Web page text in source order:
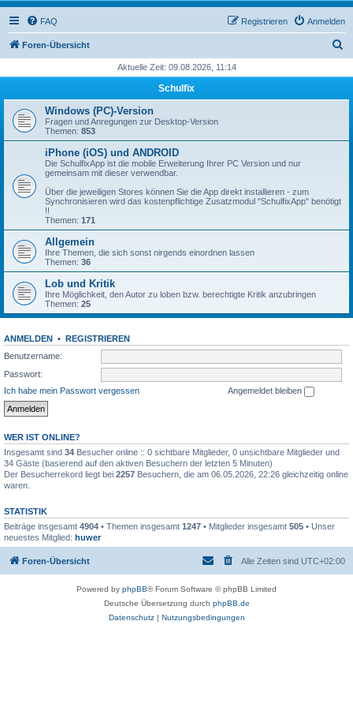
FAQ Anmelden
Registrieren
Foren-Übersicht
h
Aktuelle Zeit: 09.08.2026, 11:14
Schulfix
Windows (PC)-Version
Fragen und Anregungen zur Desktop-Version
Themen: 853
iPhone (iOS) und ANDROID
Die SchulfixApp ist die mobile Erweiterung Ihrer PC Version und nur
gemeinsam mit dieser verwendbar.
Über die jeweiligen Stores können Sie die App direkt installieren - zum
Synchronisieren wird das kostenpflichtige Zusatzmodul "SchulfixApp" benötigt
!!
Themen: 171
Allgemein
Ihre Themen, die sich sonst nirgends einordnen lassen
Themen: 36
Lob und Kritik
Ihre Möglichkeit, den Autor zu loben bzw. berechtigte Kritik anzubringen
Themen: 25
ANMELDEN • REGISTRIEREN
Benutzername:
Passwort:
Ich habe mein Passwort vergessen
Angemeldet bleiben
WER IST ONLINE?
Insgesamt sind 34 Besucher online :: 0 sichtbare Mitglieder, 0 unsichtbare Mitglieder und
34 Gäste (basierend auf den aktiven Besuchern der letzten 5 Minuten)
Der Besucherrekord liegt bei 2257 Besuchern, die am 06.05.2026, 22:26 gleichzeitig online
waren.
STATISTIK
Beiträge insgesamt 4904 • Themen insgesamt 1247 • Mitglieder insgesamt 505 • Unser
neuestes Mitglied: huwer
Foren-Übersicht Alle Zeiten sind UTC+02:00
Powered by phpBB® Forum Software © phpBB Limited
Deutsche Übersetzung durch phpBB.de
Datenschutz| Nutzungsbedingungen